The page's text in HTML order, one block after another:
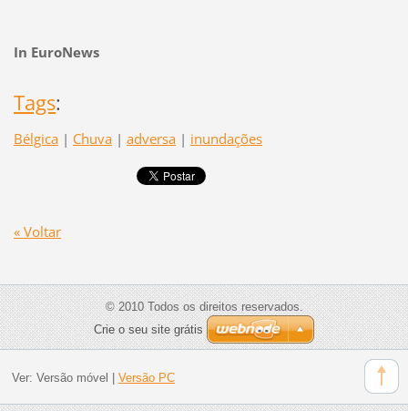
In EuroNews
Tags:
Bélgica | Chuva | adversa | inundações
« Voltar
© 2010 Todos os direitos reservados.
Crie o seu site grátis
Ver: Versão móvel | Versão PC